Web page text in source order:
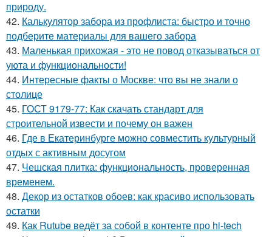
природу.
42. Калькулятор забора из профлиста: быстро и точно
подберите материалы для вашего забора
43. Маленькая прихожая - это не повод отказываться от
уюта и функциональности!
44. Интересные факты о Москве: что вы не знали о
столице
45. ГОСТ 9179-77: Как скачать стандарт для
строительной извести и почему он важен
46. Где в Екатеринбурге можно совместить культурный
отдых с активным досугом
47. Чешская плитка: функциональность, проверенная
временем.
48. Декор из остатков обоев: как красиво использовать
остатки
49. Как Rutube ведёт за собой в контенте про hi-tech